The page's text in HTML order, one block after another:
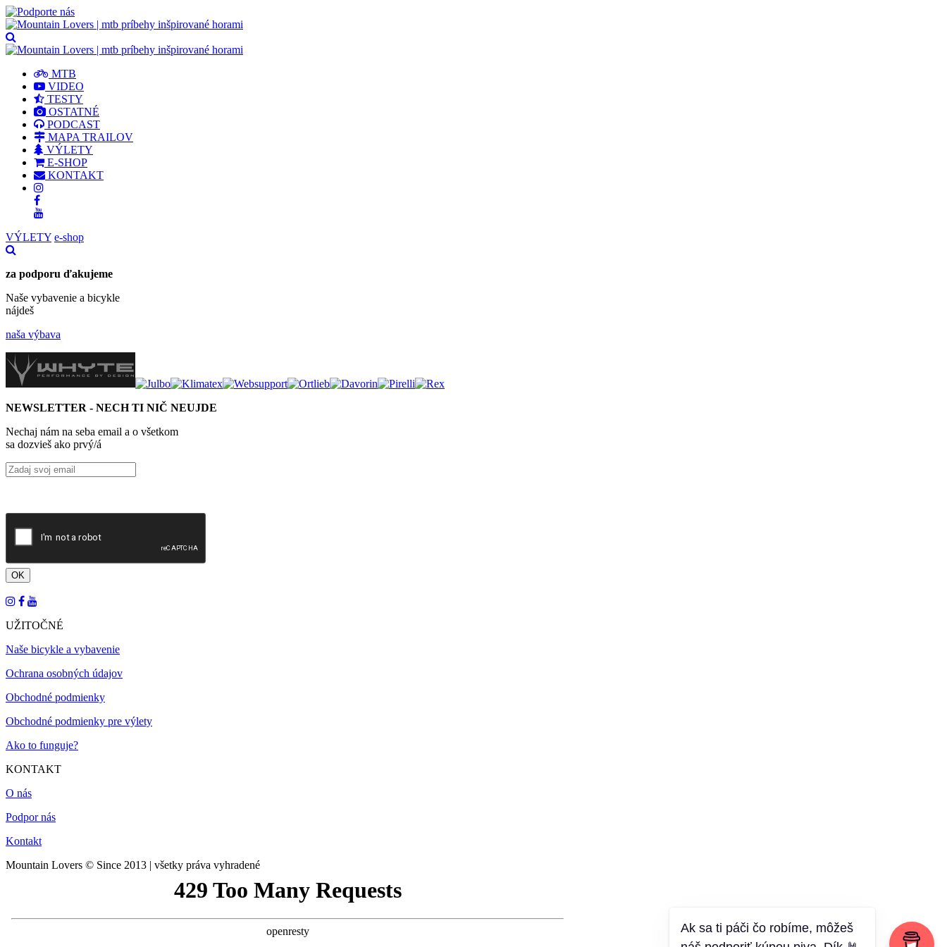
MTB
VIDEO
TESTY
OSTATNÉ
PODCAST
MAPA TRAILOV
VÝLETY
E-SHOP
KONTAKT
VÝLETY e-shop
za podporu ďakujeme
Naše vybavenie a bicykle
nájdeš
naša výbava
NEWSLETTER - NECH TI NIČ NEUJDE
Nechaj nám na seba email a o všetkom
sa dozvieš ako prvý/á
UŽITOČNÉ
Naše bicykle a vybavenie
Ochrana osobných údajov
Obchodné podmienky
Obchodné podmienky pre výlety
Ako to funguje?
KONTAKT
O nás
Podpor nás
Kontakt
Mountain Lovers © Since 2013 | všetky práva vyhradené
Ak sa ti páči čo robíme, môžeš